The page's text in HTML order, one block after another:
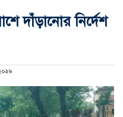
দাঁড়ানোর নির্দেশ